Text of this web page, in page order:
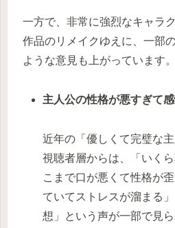
一方で、非常に強烈なキャラ
作品のリメイクゆえに、一部
ような意見も上がっています。
主人公の性格が悪すぎて
近年の「優しくて完璧な
視聴者層からは、「いく
こまで口が悪くて性格が
ていてストレスが溜まる
想」という声が一部で見